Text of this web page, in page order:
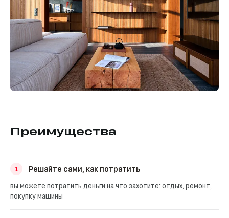
Преимущества
1 Решайте сами, как потратить
вы можете потратить деньги на что захотите: отдых, ремонт,
покупку машины